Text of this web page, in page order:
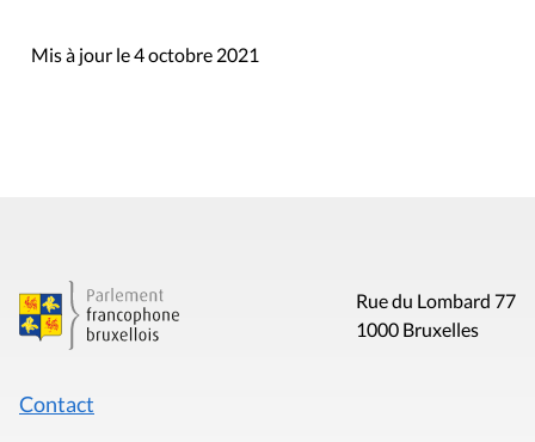
Mis à jour le 4 octobre 2021
Rue du Lombard 77
1000 Bruxelles
Contact